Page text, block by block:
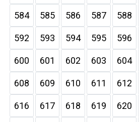
584 585 586 587 588
592 593 594 595 596
600 601 602 603 604
608 609 610 611 612
616 617 618 619 620